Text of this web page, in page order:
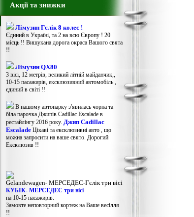
Акції та знижки
Лімузин Гєлік 8 колес !
Єдиний в Україні, та 2 на всю Європу ! 20
місць !! Вишукана дорога окраса Вашого свята
!!
Лімузин QX80
3 вісі, 12 метрів, великий літній майданчик,,
10-15 пасажирів, ексклюзивний автомобіль ,
єдиний в світі !!
В нашому автопарку з'явилась чорна та
біла парочка Джипів Cadillac Escalade в
рестайлінгу 2016 року. Джип Cadillac
Escalade Цікаві та ексклюзивні авто , що
можна запросити на ваше свято. Дорогий
Ексклюзив !!
Gelandewagen​- МЕРСЕДЕС-Гєлік три вісі
КУБІК- МЕРСЕДЕС три вісі
на 10-15 пасажирів.
Замовте неповторний кортеж на Ваше весілля
!!